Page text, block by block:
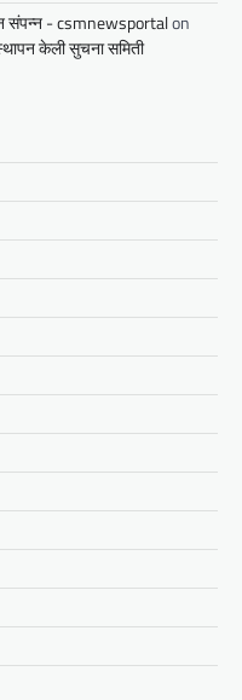
संपन्न - csmnewsportalon
केली सुचना समिती